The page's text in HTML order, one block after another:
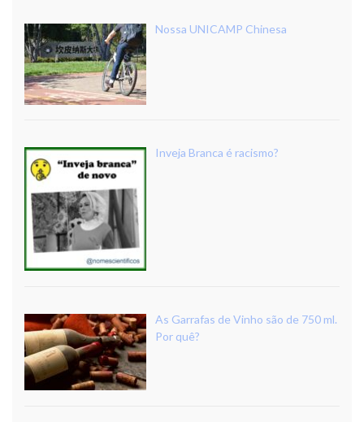
Nossa UNICAMP Chinesa
Inveja Branca é racismo?
As Garrafas de Vinho são de 750 ml.
Por quê?